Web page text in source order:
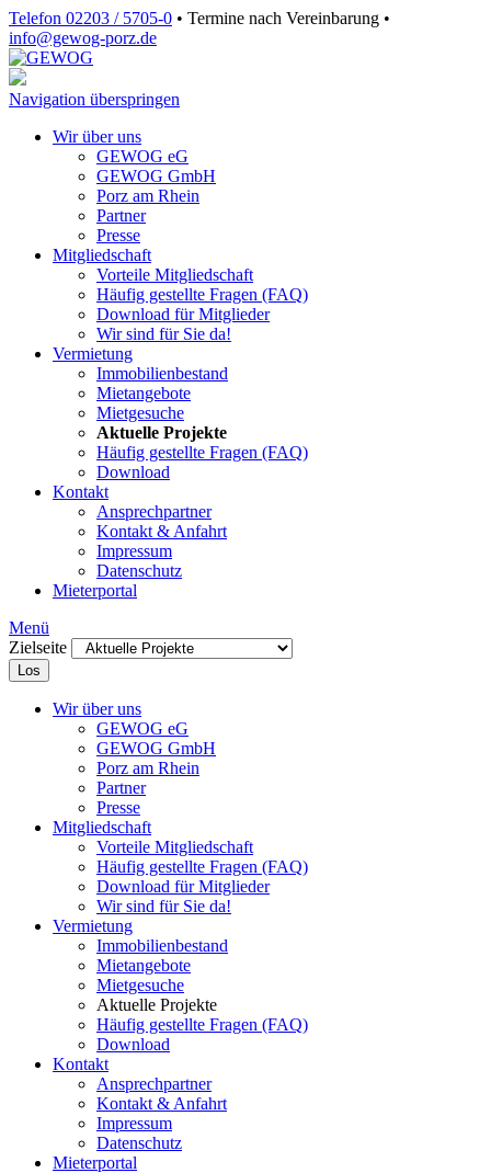
Telefon 02203 / 5705-0 • Termine nach Vereinbarung •
info@gewog‑porz.de
Navigation überspringen
Wir über uns
GEWOG eG
GEWOG GmbH
Porz am Rhein
Partner
Presse
Mitgliedschaft
Vorteile Mitgliedschaft
Häufig gestellte Fragen (FAQ)
Download für Mitglieder
Wir sind für Sie da!
Vermietung
Immobilienbestand
Mietangebote
Mietgesuche
Aktuelle Projekte
Häufig gestellte Fragen (FAQ)
Download
Kontakt
Ansprechpartner
Kontakt & Anfahrt
Impressum
Datenschutz
Mieterportal
Menü
Zielseite
Los
Wir über uns
GEWOG eG
GEWOG GmbH
Porz am Rhein
Partner
Presse
Mitgliedschaft
Vorteile Mitgliedschaft
Häufig gestellte Fragen (FAQ)
Download für Mitglieder
Wir sind für Sie da!
Vermietung
Immobilienbestand
Mietangebote
Mietgesuche
Aktuelle Projekte
Häufig gestellte Fragen (FAQ)
Download
Kontakt
Ansprechpartner
Kontakt & Anfahrt
Impressum
Datenschutz
Mieterportal